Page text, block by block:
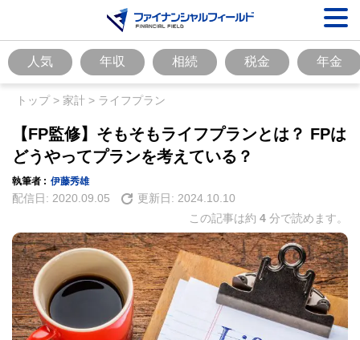
人気 年収 相続 税金 年金
トップ> 家計 > ライフプラン
【FP監修】そもそもライフプランとは？ FPは
どうやってプランを考えている？
執筆者 : 伊藤秀雄
配信日: 2020.09.05 更新日: 2024.10.10
この記事は約 4 分で読めます。